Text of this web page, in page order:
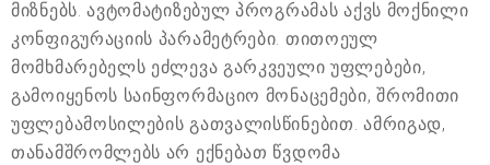
მიზნებს. ავტომატიზებულ პროგრამას აქვს მოქნილი
კონფიგურაციის პარამეტრები. თითოეულ
მომხმარებელს ეძლევა გარკვეული უფლებები,
გამოიყენოს საინფორმაციო მონაცემები, შრომითი
უფლებამოსილების გათვალისწინებით. ამრიგად,
თანამშრომლებს არ ექნებათ წვდომა